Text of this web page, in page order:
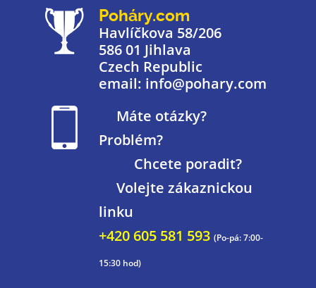
Poháry.com
Havlíčkova 58/206
586 01 Jihlava
Czech Republic
email: info@pohary.com
Máte otázky?
Problém?
Chcete poradit?
Volejte zákaznickou
linku
+420 605 581 593 (Po-pá: 7:00-
15:30 hod)